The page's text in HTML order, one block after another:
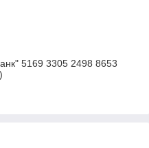
5169 3305 2498 8653